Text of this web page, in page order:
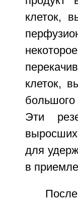
клеток,
клеток,
Эти
для
в